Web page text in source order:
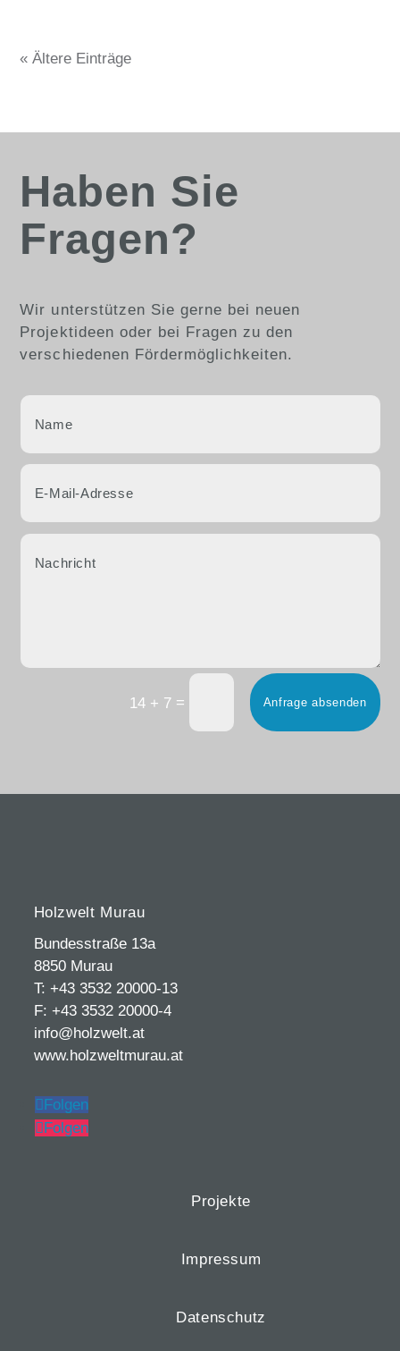
« Ältere Einträge
Haben Sie
Fragen?
Wir unterstützen Sie gerne bei neuen
Projektideen oder bei Fragen zu den
verschiedenen Fördermöglichkeiten.
14 + 7= Anfrage absenden
Holzwelt Murau
Bundesstraße 13a
8850 Murau
T: +43 3532 20000-13
F: +43 3532 20000-4
info@holzwelt.at
www.holzweltmurau.at
Folgen
Folgen
Projekte
Impressum
Datenschutz